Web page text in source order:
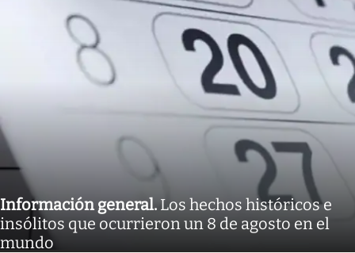
Información general. Los hechos históricos e
insólitos que ocurrieron un 8 de agosto en el
mundo